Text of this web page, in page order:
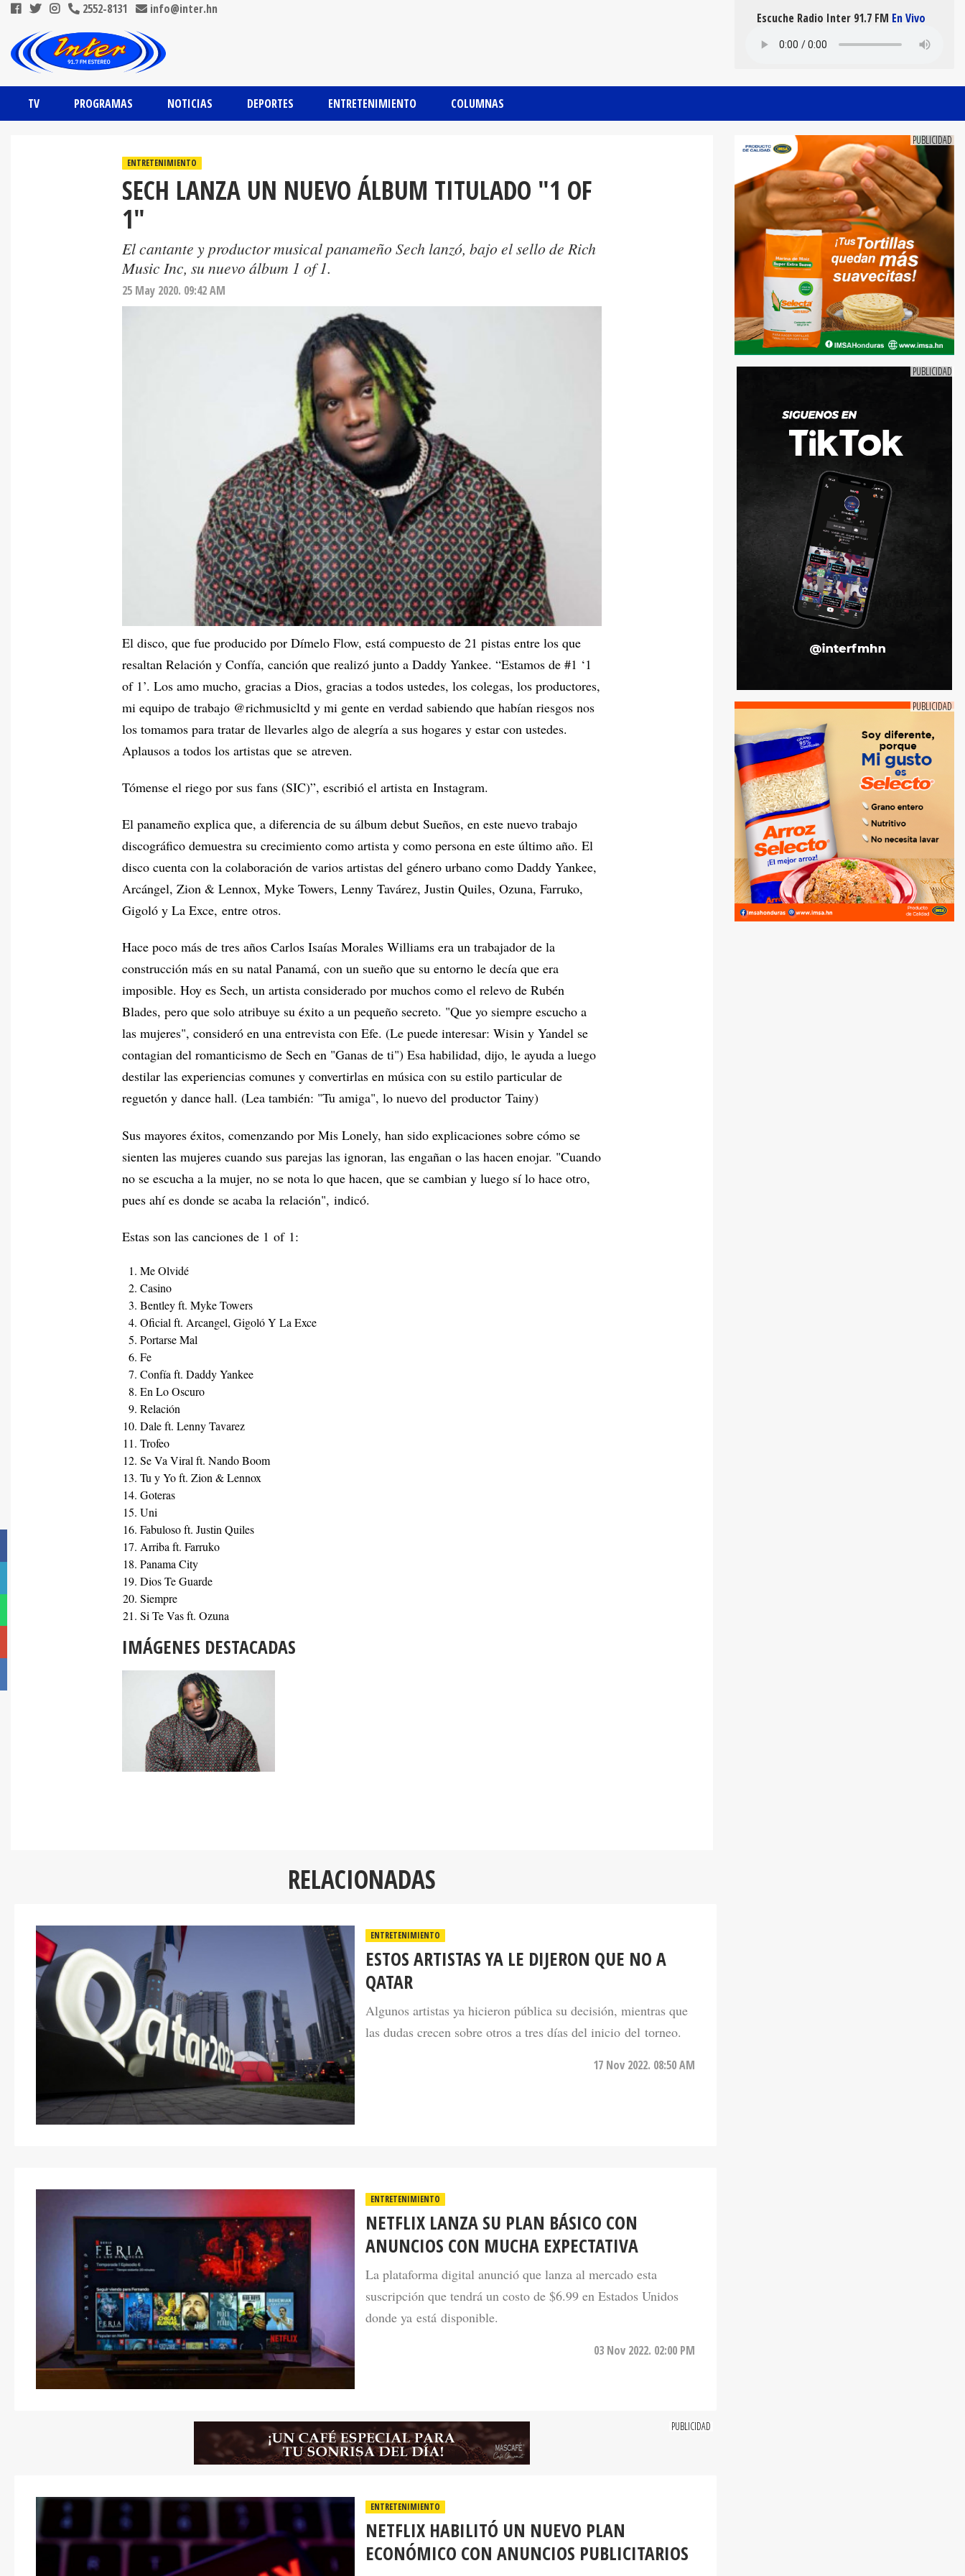
2552-8131 info@inter.hn
TV PROGRAMAS NOTICIAS DEPORTES ENTRETENIMIENTO COLUMNAS
Escuche Radio Inter 91.7 FM En Vivo
ENTRETENIMIENTO
SECH LANZA UN NUEVO ÁLBUM TITULADO "1 OF
1"
El cantante y productor musical panameño Sech lanzó, bajo el sello de Rich
Music Inc, su nuevo álbum 1 of 1.
25 May 2020. 09:42 AM
El disco, que fue producido por Dímelo Flow, está compuesto de 21 pistas entre los que
resaltan Relación y Confía, canción que realizó junto a Daddy Yankee. “Estamos de #1 ‘1
of 1’. Los amo mucho, gracias a Dios, gracias a todos ustedes, los colegas, los productores,
mi equipo de trabajo @richmusicltd y mi gente en verdad sabiendo que habían riesgos nos
los tomamos para tratar de llevarles algo de alegría a sus hogares y estar con ustedes.
Aplausos a todos los artistas que se atreven.
Tómense el riego por sus fans (SIC)”, escribió el artista en Instagram.
El panameño explica que, a diferencia de su álbum debut Sueños, en este nuevo trabajo
discográfico demuestra su crecimiento como artista y como persona en este último año. El
disco cuenta con la colaboración de varios artistas del género urbano como Daddy Yankee,
Arcángel, Zion & Lennox, Myke Towers, Lenny Tavárez, Justin Quiles, Ozuna, Farruko,
Gigoló y La Exce, entre otros.
Hace poco más de tres años Carlos Isaías Morales Williams era un trabajador de la
construcción más en su natal Panamá, con un sueño que su entorno le decía que era
imposible. Hoy es Sech, un artista considerado por muchos como el relevo de Rubén
Blades, pero que solo atribuye su éxito a un pequeño secreto. "Que yo siempre escucho a
las mujeres", consideró en una entrevista con Efe. (Le puede interesar: Wisin y Yandel se
contagian del romanticismo de Sech en "Ganas de ti") Esa habilidad, dijo, le ayuda a luego
destilar las experiencias comunes y convertirlas en música con su estilo particular de
reguetón y dance hall. (Lea también: "Tu amiga", lo nuevo del productor Tainy)
Sus mayores éxitos, comenzando por Mis Lonely, han sido explicaciones sobre cómo se
sienten las mujeres cuando sus parejas las ignoran, las engañan o las hacen enojar. "Cuando
no se escucha a la mujer, no se nota lo que hacen, que se cambian y luego sí lo hace otro,
pues ahí es donde se acaba la relación", indicó.
Estas son las canciones de 1 of 1:
Me Olvidé
Casino
Bentley ft. Myke Towers
Oficial ft. Arcangel, Gigoló Y La Exce
Portarse Mal
Fe
Confía ft. Daddy Yankee
En Lo Oscuro
Relación
Dale ft. Lenny Tavarez
Trofeo
Se Va Viral ft. Nando Boom
Tu y Yo ft. Zion & Lennox
Goteras
Uni
Fabuloso ft. Justin Quiles
Arriba ft. Farruko
Panama City
Dios Te Guarde
Siempre
Si Te Vas ft. Ozuna
IMÁGENES DESTACADAS
RELACIONADAS
ENTRETENIMIENTO
ESTOS ARTISTAS YA LE DIJERON QUE NO A
QATAR
Algunos artistas ya hicieron pública su decisión, mientras que
las dudas crecen sobre otros a tres días del inicio del torneo.
17 Nov 2022. 08:50 AM
ENTRETENIMIENTO
NETFLIX LANZA SU PLAN BÁSICO CON
ANUNCIOS CON MUCHA EXPECTATIVA
La plataforma digital anunció que lanza al mercado esta
suscripción que tendrá un costo de $6.99 en Estados Unidos
donde ya está disponible.
03 Nov 2022. 02:00 PM
NETFLIX HABILITÓ UN NUEVO PLAN
ECONÓMICO CON ANUNCIOS PUBLICITARIOS
Esta NUEVA modalidad de suscripción estará disponible